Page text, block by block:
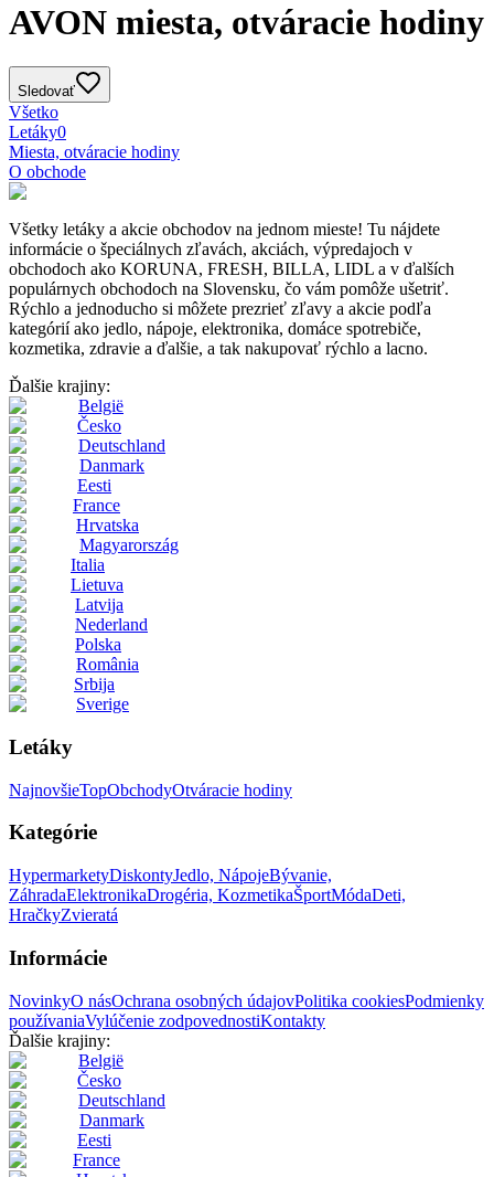
AVON miesta, otváracie hodiny
Sledovať
Všetko
Letáky0
Miesta, otváracie hodiny
O obchode
Všetky letáky a akcie obchodov na jednom mieste! Tu nájdete
informácie o špeciálnych zľavách, akciách, výpredajoch v
obchodoch ako KORUNA, FRESH, BILLA, LIDL a v ďalších
populárnych obchodoch na Slovensku, čo vám pomôže ušetriť.
Rýchlo a jednoducho si môžete prezrieť zľavy a akcie podľa
kategórií ako jedlo, nápoje, elektronika, domáce spotrebiče,
kozmetika, zdravie a ďalšie, a tak nakupovať rýchlo a lacno.
Ďalšie krajiny:
België
Česko
Deutschland
Danmark
Eesti
France
Hrvatska
Magyarország
Italia
Lietuva
Latvija
Nederland
Polska
România
Srbija
Sverige
Letáky
NajnovšieTopObchodyOtváracie hodiny
Kategórie
HypermarketyDiskontyJedlo, NápojeBývanie,
ZáhradaElektronikaDrogéria, KozmetikaŠportMódaDeti,
HračkyZvieratá
Informácie
NovinkyO násOchrana osobných údajovPolitika cookiesPodmienky
používaniaVylúčenie zodpovednostiKontakty
Ďalšie krajiny:
België
Česko
Deutschland
Danmark
Eesti
France